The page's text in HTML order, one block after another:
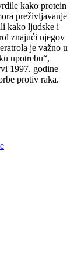
kako protein
preživljavanje
kako ljudske i
znajući njegov
je važno u
upotrebu“,
1997. godine
protiv raka.